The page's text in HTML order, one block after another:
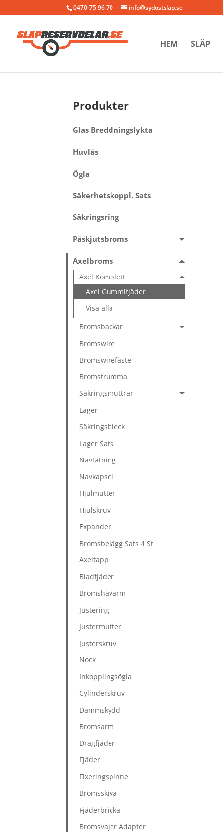
0470-75 96 70 info@sydostslap.se
HEM SLÄP
Produkter
Glas Breddningslykta
Huvlås
Ögla
Säkerhetskoppl. Sats
Säkringsring
Påskjutsbroms
Axelbroms
Axel Komplett
Axel Gummifjäder
Visa alla
Bromsbackar
Bromswire
Bromswirefäste
Bromstrumma
Säkringsmuttrar
Lager
Säkringsbleck
Lager Sats
Navtätning
Navkapsel
Hjulmutter
Hjulskruv
Expander
Bromsbelägg Sats 4 St
Axeltapp
Bladfjäder
Bromshävarm
Justering
Justermutter
Justerskruv
Nock
Inkopplingsögla
Cylinderskruv
Dammskydd
Bromsarm
Dragfjäder
Fjäder
Fixeringspinne
Bromsskiva
Fjäderbricka
Bromsvajer Adapter